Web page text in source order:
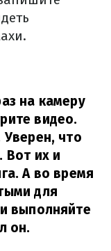
на камеру
видео.
что
Вот их и
А во время
для
выполняйте
он.